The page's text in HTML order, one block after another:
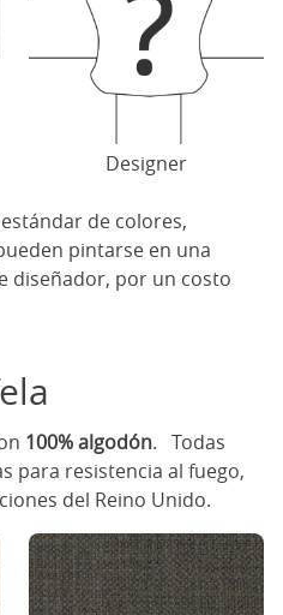
Designer
de colores,
pintarse en una
diseñador, por un costo
100% algodón. Todas
para resistencia al fuego,
del Reino Unido.